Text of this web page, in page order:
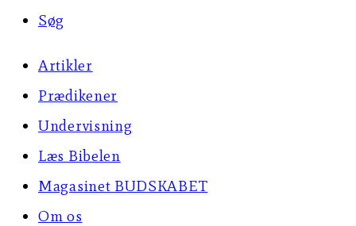
Søg
Artikler
Prædikener
Undervisning
Læs Bibelen
Magasinet BUDSKABET
Om os